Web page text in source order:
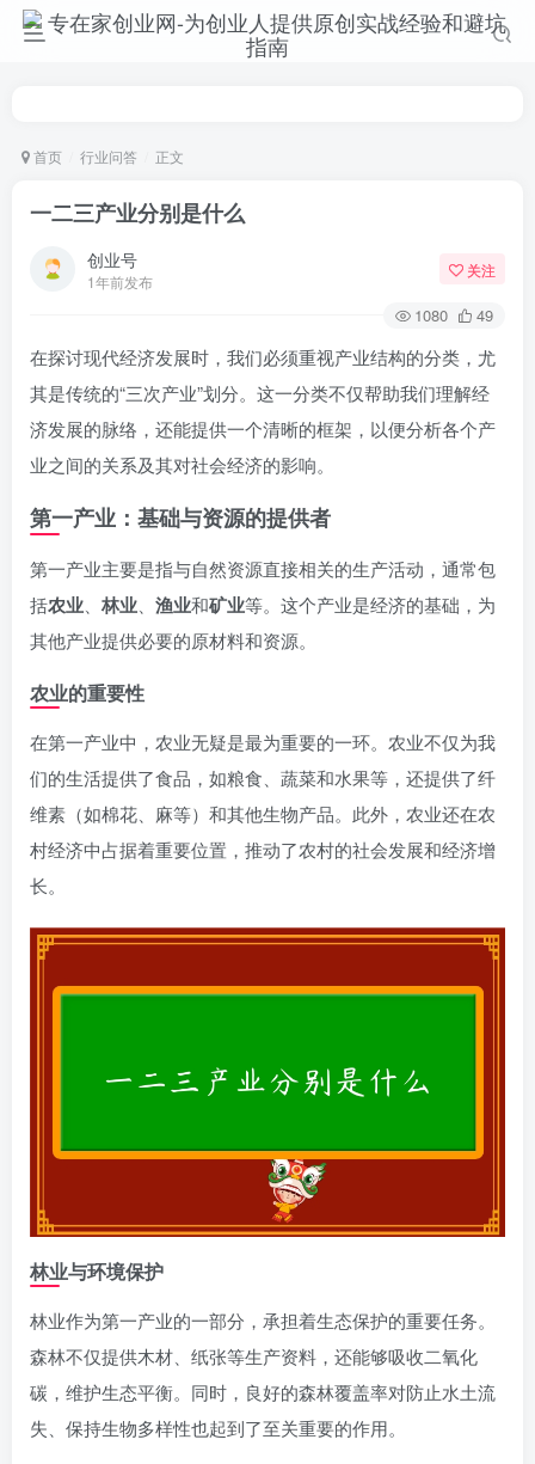
首页 行业问答 正文
一二三产业分别是什么
创业号
1年前发布
关注
1080 49
在探讨现代经济发展时，我们必须重视产业结构的分类，尤
其是传统的“三次产业”划分。这一分类不仅帮助我们理解经
济发展的脉络，还能提供一个清晰的框架，以便分析各个产
业之间的关系及其对社会经济的影响。
第一产业：基础与资源的提供者
第一产业主要是指与自然资源直接相关的生产活动，通常包
括农业 林业 渔业和矿业等。这个产业是经济的基础，为
其他产业提供必要的原材料和资源。
农业的重要性
在第一产业中，农业无疑是最为重要的一环。农业不仅为我
们的生活提供了食品，如粮食、蔬菜和水果等，还提供了纤
维素（如棉花、麻等）和其他生物产品。此外，农业还在农
村经济中占据着重要位置，推动了农村的社会发展和经济增
长。
林业与环境保护
林业作为第一产业的一部分，承担着生态保护的重要任务。
森林不仅提供木材、纸张等生产资料，还能够吸收二氧化
碳，维护生态平衡。同时，良好的森林覆盖率对防止水土流
失、保持生物多样性也起到了至关重要的作用。